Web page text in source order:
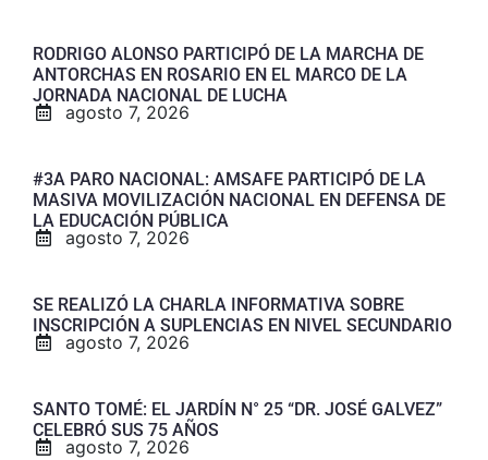
RODRIGO ALONSO PARTICIPÓ DE LA MARCHA DE
ANTORCHAS EN ROSARIO EN EL MARCO DE LA
JORNADA NACIONAL DE LUCHA
agosto 7, 2026
#3A PARO NACIONAL: AMSAFE PARTICIPÓ DE LA
MASIVA MOVILIZACIÓN NACIONAL EN DEFENSA DE
LA EDUCACIÓN PÚBLICA
agosto 7, 2026
SE REALIZÓ LA CHARLA INFORMATIVA SOBRE
INSCRIPCIÓN A SUPLENCIAS EN NIVEL SECUNDARIO
agosto 7, 2026
SANTO TOMÉ: EL JARDÍN N° 25 “DR. JOSÉ GALVEZ”
CELEBRÓ SUS 75 AÑOS
agosto 7, 2026